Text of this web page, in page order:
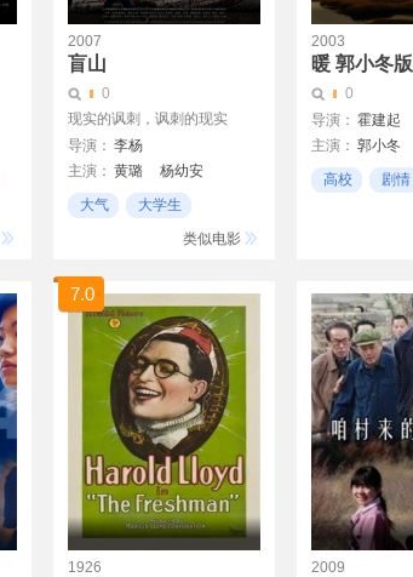
2007
盲山
0
现实的讽刺，讽刺的现实
导演： 李杨
主演： 黄璐
杨幼安
贺运乐
大气
大学生
类似电影
2003
暖 郭小冬版
0
导演： 霍建起
主演： 郭小冬
高校
剧情
7.0
1926 2009